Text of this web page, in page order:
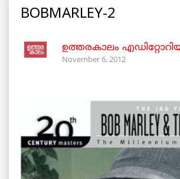
BOBMARLEY-2
ഉത്തരകാലം
November 6, 2012